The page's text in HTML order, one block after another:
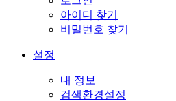
아이디 찾기
비밀번호 찾기
설정
내 정보
검색환경설정